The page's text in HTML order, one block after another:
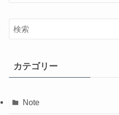
カテゴリー
Note